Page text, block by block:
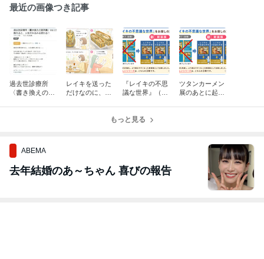
最近の画像つき記事
過去世診療所
〈書き換えの実
レイキを送った
だけなのに、指
『レイキの不思
議な世界』（新
ツタンカーメン
展のあとに起き
もっと見る
ABEMA
去年結婚のあ～ちゃん 喜びの報告